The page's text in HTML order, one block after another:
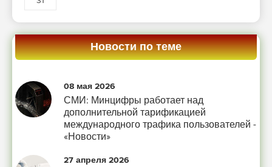
Новости по теме
08 мая 2026
СМИ: Минцифры работает над
дополнительной тарификацией
международного трафика пользователей -
«Новости»
27 апреля 2026